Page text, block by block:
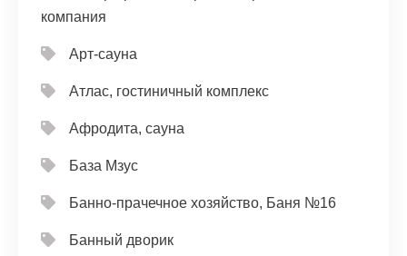
компания
Арт-сауна
Атлас, гостиничный комплекс
Афродита, сауна
База Мзус
Банно-прачечное хозяйство, Баня №16
Банный дворик